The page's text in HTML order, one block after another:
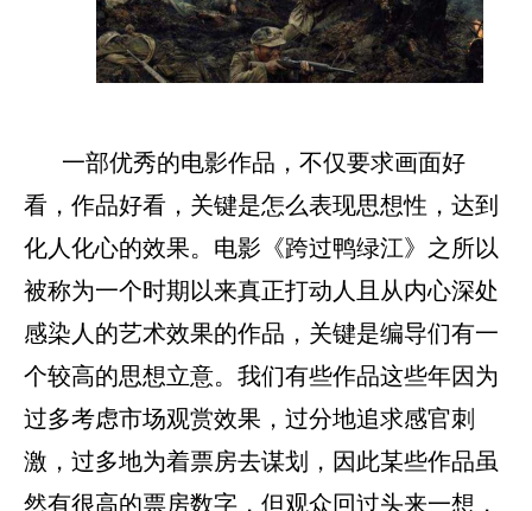
一部优秀的电影作品，不仅要求画面好
看，作品好看，关键是怎么表现思想性，达到
化人化心的效果。电影《跨过鸭绿江》之所以
被称为一个时期以来真正打动人且从内心深处
感染人的艺术效果的作品，关键是编导们有一
个较高的思想立意。我们有些作品这些年因为
过多考虑市场观赏效果，过分地追求感官刺
激，过多地为着票房去谋划，因此某些作品虽
然有很高的票房数字，但观众回过头来一想，